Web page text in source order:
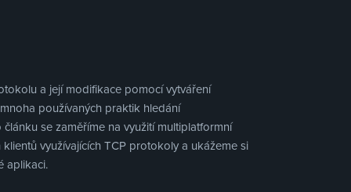
a její modifikace pomocí vytváření
používaných praktik hledání
se zaměříme na využití multiplatformní
využívajících TCP protokoly a ukážeme si
aplikaci.